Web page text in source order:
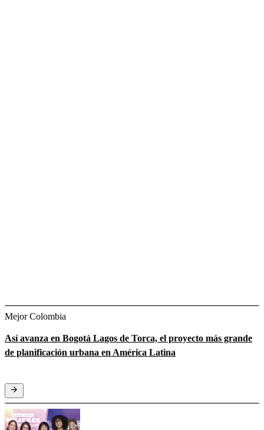
Mejor Colombia
Así avanza en Bogotá Lagos de Torca, el proyecto más grande
de planificación urbana en América Latina